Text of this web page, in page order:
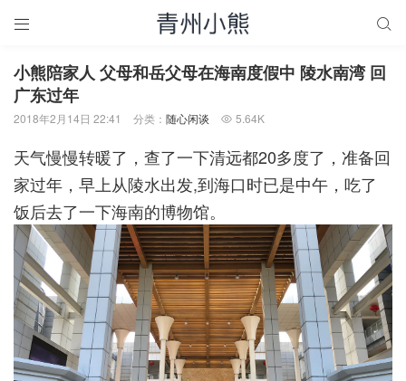
 
小熊陪家人 父母和岳父母在海南度假中 陵水南湾 回
广东过年
2018年2月14日 22:41 分类： 随心闲谈  5.64K
天气慢慢转暖了，查了一下清远都20多度了，准备回
家过年，早上从陵水出发,到海口时已是中午，吃了
饭后去了一下海南的博物馆。